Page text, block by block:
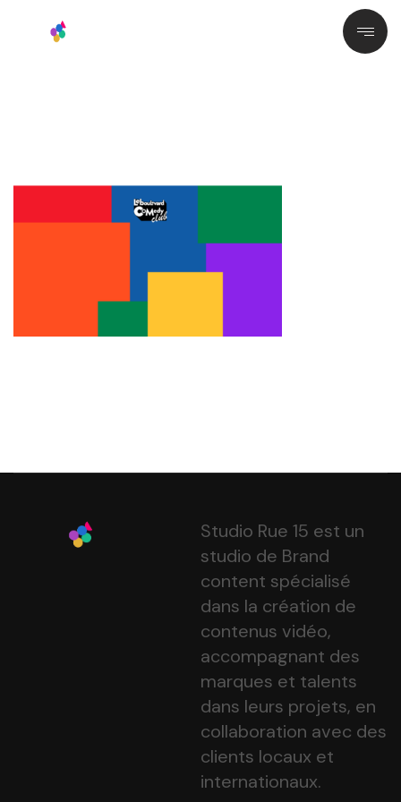
Studio Rue 15 est un
studio de Brand
content spécialisé
dans la création de
contenus vidéo,
accompagnant des
marques et talents
dans leurs projets, en
collaboration avec des
clients locaux et
internationaux.